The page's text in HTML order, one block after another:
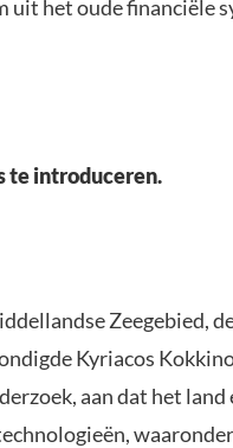
uit het oude financiële
te introduceren.
Zeegebied,
Kyriacos
aan dat het land
waaronder